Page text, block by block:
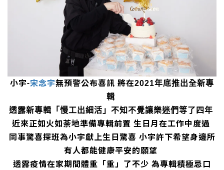
小宇-宋念宇無預警公布喜訊 將在2021年底推出全新專
輯
透露新專輯「慢工出細活」不知不覺讓樂迷們等了四年
近來正如火如荼地準備專輯前置 生日月在工作中度過
同事驚喜探班為小宇獻上生日驚喜 小宇許下希望身邊所
有人都能健康平安的願望
透露疫情在家期間體重「重」了不少 為專輯積極忌口